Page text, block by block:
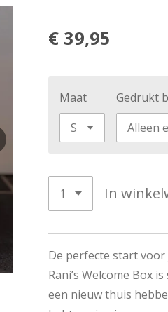
€ 39,95
Maat Gedrukt
In
De perfecte start
Rani’s Welcome Box
een nieuw thuis